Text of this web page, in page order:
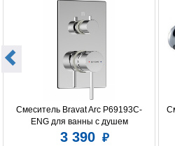
Смеситель Bravat Arc P69193C-
ENG для ванны с душем
3 390